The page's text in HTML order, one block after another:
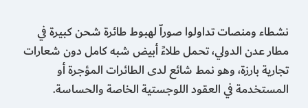
نشطاء ومنصات تداولوا صوراّ لهبوط طائرة شحن كبيرة في
مطار عدن الدولي، تحمل طلاءً أبيض شبه كامل دون شعارات
تجارية بارزة، وهو نمط شائع لدى الطائرات المؤجرة أو
المستخدمة في العقود اللوجستية الخاصة والحساسة.